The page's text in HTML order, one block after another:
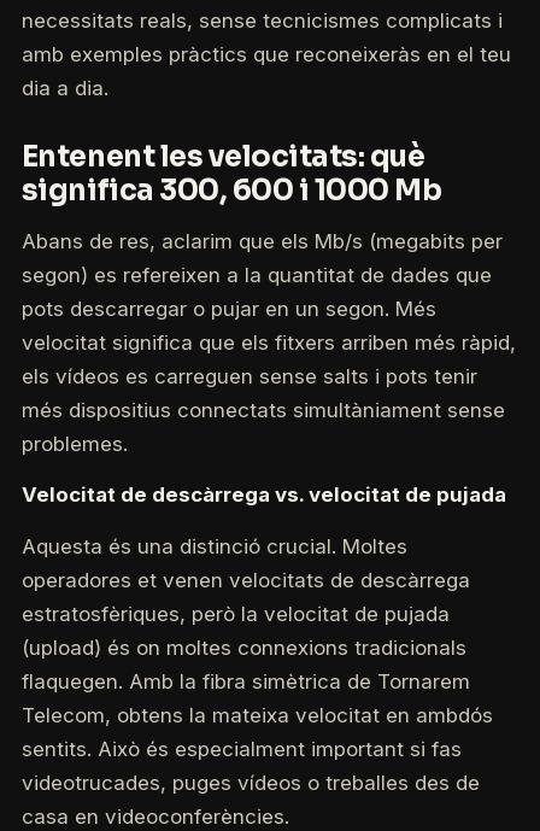
necessitats reals, sense tecnicismes complicats i
amb exemples pràctics que reconeixeràs en el teu
dia a dia.
Entenent les velocitats: què
significa 300, 600 i 1000 Mb
Abans de res, aclarim que els Mb/s (megabits per
segon) es refereixen a la quantitat de dades que
pots descarregar o pujar en un segon. Més
velocitat significa que els fitxers arriben més ràpid,
els vídeos es carreguen sense salts i pots tenir
més dispositius connectats simultàniament sense
problemes.
Velocitat de descàrrega vs. velocitat de pujada
Aquesta és una distinció crucial. Moltes
operadores et venen velocitats de descàrrega
estratosfèriques, però la velocitat de pujada
(upload) és on moltes connexions tradicionals
flaquegen. Amb la fibra simètrica de Tornarem
Telecom, obtens la mateixa velocitat en ambdós
sentits. Això és especialment important si fas
videotrucades, puges vídeos o treballes des de
casa en videoconferències.